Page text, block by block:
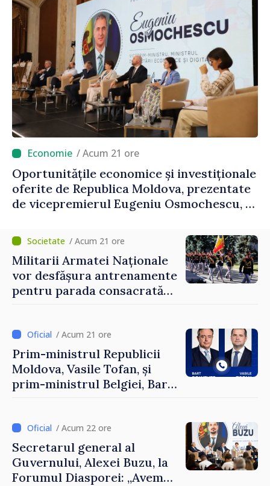
/ Acum 21 ore
Oportunitățile economice și investiționale
oferite de Republica Moldova, prezentate
de vicepremierul Eugeniu Osmochescu, la
/ Acum 21 ore
Militarii Armatei Naționale
vor desfășura antrenamente
pentru parada consacrată
/ Acum 21 ore
Prim-ministrul Republicii
Moldova, Vasile Tofan, și
prim-ministrul Belgiei, Bart
al Republicii Moldova.
/ Acum 22 ore
Secretarul general al
Guvernului, Alexei Buzu, la
Forumul Diasporei: „Avem